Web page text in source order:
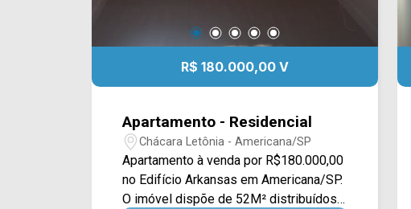
R$ 180.000,00 V
Apartamento - Residencial
Chácara Letônia - Americana/SP
Apartamento à venda por R$180.000,00
no Edifício Arkansas em Americana/SP.
O imóvel dispõe de 52M² distribuídos